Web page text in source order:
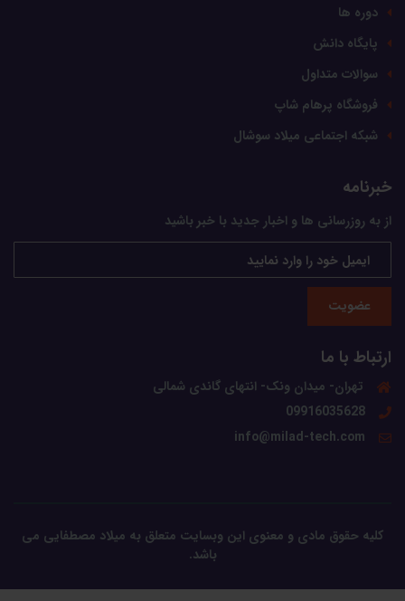
دوره ها
پایگاه دانش
سوالات متداول
فروشگاه پرهام شاپ
شبکه اجتماعی میلاد سوشال
خبرنامه
از به روزرسانی ها و اخبار جدید با خبر باشید
عضویت
ارتباط با ما
تهران- میدان ونک- انتهای گاندی شمالی
09916035628
info@milad-tech.com
کلیه حقوق مادی و معنوی این وبسایت متعلق به میلاد مصطفایی می
باشد.